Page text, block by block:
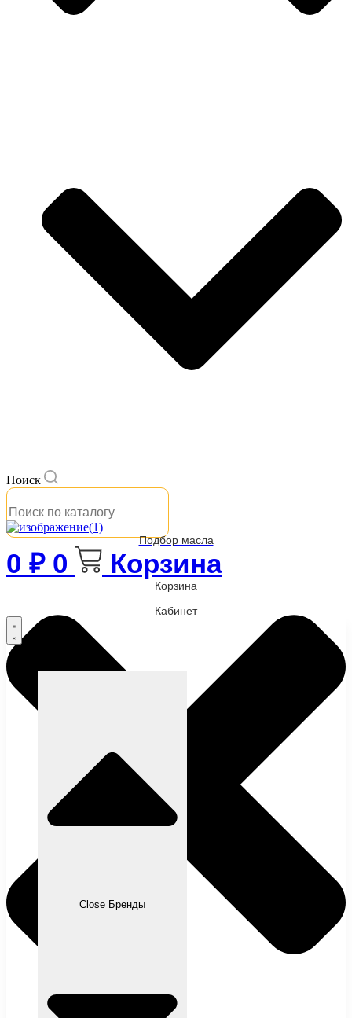
Поиск
Подбор масла
0 ₽ 0 Корзина
Корзина
Кабинет
Close Бренды